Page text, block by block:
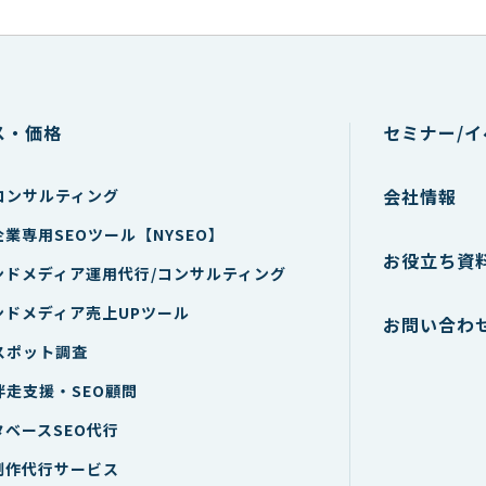
・価格
ンサルティング
専用SEOツール【NYSEO】
ドメディア運用代行/コンサルティング
ドメディア売上UPツール
ポット調査
走支援・SEO顧問
ースSEO代行
作代行サービス
セミナー/
会社情報
お役立ち資
お問い合わ